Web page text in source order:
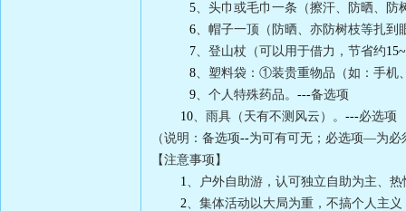
5、头巾或毛巾一条（擦汗、防晒、防
6、帽子一顶（防晒、亦防树枝等扎到
7、登山杖（可以用于借力，节省约
8、塑料袋：①装贵重物品（如：手
9、个人特殊药品。 ---备选项
10、雨具（天有不测风云）。 ---必选项
（说明：备选项--为可有可无；必选项—为必
【注意事项】
1、户外自助游，认可独立自助为主、
2、集体活动以大局为重，不搞个人主